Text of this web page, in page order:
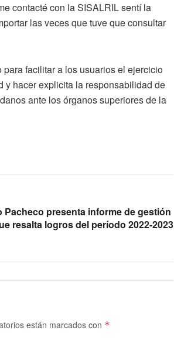
contacté con la SISALRIL sentí la
las veces que tuve que consultar
facilitar a los usuarios el ejercicio
y hacer explicita la responsabilidad de
ante los órganos superiores de la
Pacheco presenta informe de gestión
resalta logros del período 2022-2023
están marcados con *